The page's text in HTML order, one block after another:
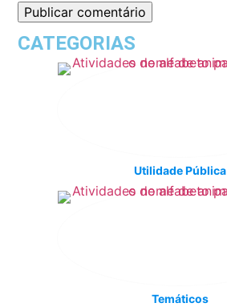
CATEGORIAS
Utilidade Pública
Temáticos